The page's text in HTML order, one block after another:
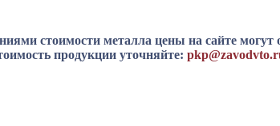
стоимости металла цены на сайте могут
продукции уточняйте: